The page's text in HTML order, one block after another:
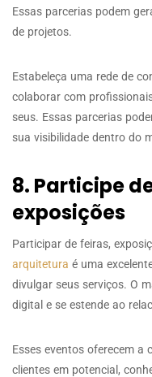
Essas parcerias podem
de projetos.
Estabeleça uma rede de
colaborar com
seus. Essas parcerias
sua visibilidade dentro do
8. Participe
exposições
Participar de feiras,
arquitetura é uma
divulgar seus serviços. O
digital e se estende ao
Esses eventos oferecem a
clientes em potencial,